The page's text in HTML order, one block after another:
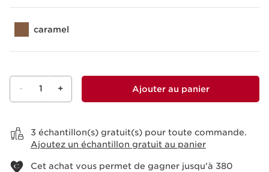
caramel
- 1 + Ajouter au panier
3 échantillon(s) gratuit(s) pour toute commande.
Ajoutez un échantillon gratuit au panier
Cet achat vous permet de gagner jusqu'à 380